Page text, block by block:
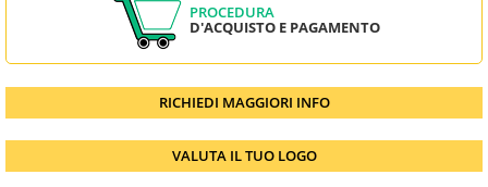
PROCEDURA
D'ACQUISTO E PAGAMENTO
RICHIEDI MAGGIORI INFO
VALUTA IL TUO LOGO